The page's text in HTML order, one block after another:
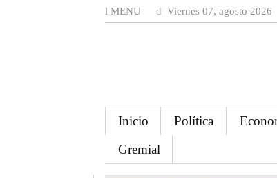
MENU Viernes 07, agosto 2026
Inicio Política
Gremial